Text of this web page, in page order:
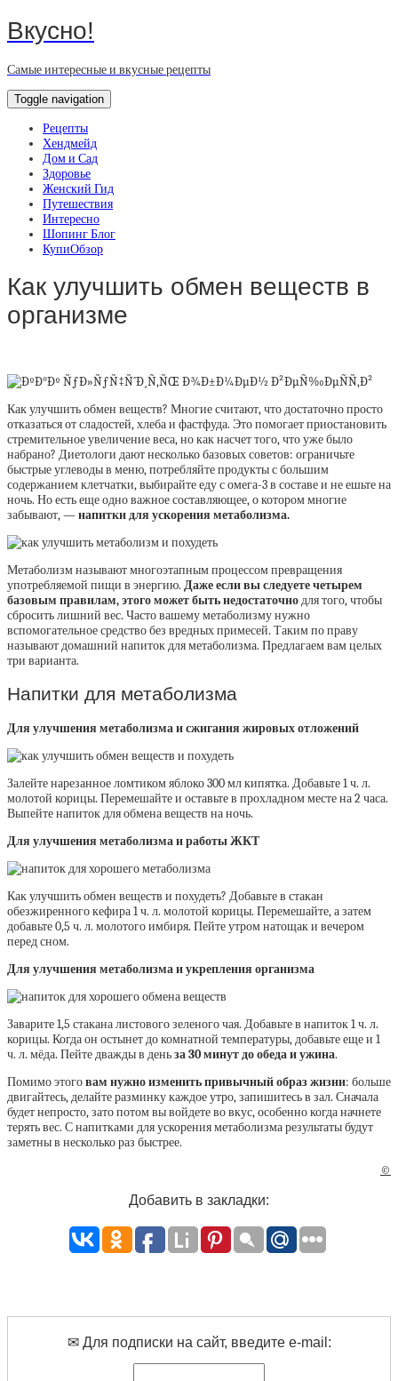
Вкусно!
Самые интересные и вкусные рецепты
Toggle navigation
Рецепты
Хендмейд
Дом и Сад
Здоровье
Женский Гид
Путешествия
Интересно
Шопинг Блог
КупиОбзор
Как улучшить обмен веществ в
организме
Как улучшить обмен веществ? Многие считают, что достаточно просто
отказаться от сладостей, хлеба и фастфуда. Это помогает приостановить
стремительное увеличение веса, но как насчет того, что уже было
набрано? Диетологи дают несколько базовых советов: ограничьте
быстрые углеводы в меню, потребляйте продукты с большим
содержанием клетчатки, выбирайте еду с омега-3 в составе и не ешьте на
ночь. Но есть еще одно важное составляющее, о котором многие
забывают, —напитки для ускорения метаболизма.
Метаболизм называют многоэтапным процессом превращения
употребляемой пищи в энергию. Даже если вы следуете четырем
базовым правилам, этого может быть недостаточнодля того, чтобы
сбросить лишний вес. Часто вашему метаболизму нужно
вспомогательное средство без вредных примесей. Таким по праву
называют домашний напиток для метаболизма. Предлагаем вам целых
три варианта.
Напитки для метаболизма
Для улучшения метаболизма и сжигания жировых отложений
Залейте нарезанное ломтиком яблоко 300 мл кипятка. Добавьте 1 ч. л.
молотой корицы. Перемешайте и оставьте в прохладном месте на 2 часа.
Выпейте напиток для обмена веществ на ночь.
Для улучшения метаболизма и работы ЖКТ
Как улучшить обмен веществ и похудеть? Добавьте в стакан
обезжиренного кефира 1 ч. л. молотой корицы. Перемешайте, а затем
добавьте 0,5 ч. л. молотого имбиря. Пейте утром натощак и вечером
перед сном.
Для улучшения метаболизма и укрепления организма
Заварите 1,5 стакана листового зеленого чая. Добавьте в напиток 1 ч. л.
корицы. Когда он остынет до комнатной температуры, добавьте еще и 1
ч. л. мёда. Пейте дважды в деньза 30 минут до обеда и ужина.
Помимо этоговам нужно изменить привычный образ жизни: больше
двигайтесь, делайте разминку каждое утро, запишитесь в зал. Сначала
будет непросто, зато потом вы войдете во вкус, особенно когда начнете
терять вес. С напитками для ускорения метаболизма результаты будут
заметны в несколько раз быстрее.
©
Добавить в закладки:
✉ Для подписки на сайт, введите e-mail: